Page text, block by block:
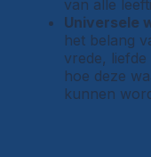
van alle
Universele
het belang
vrede,
hoe deze
kunnen